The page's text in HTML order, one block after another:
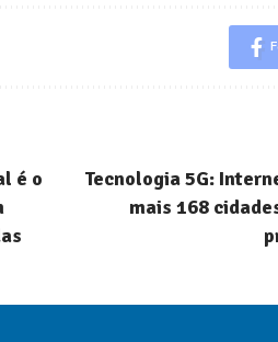
é o
Tecnologia 5G:
mais 168